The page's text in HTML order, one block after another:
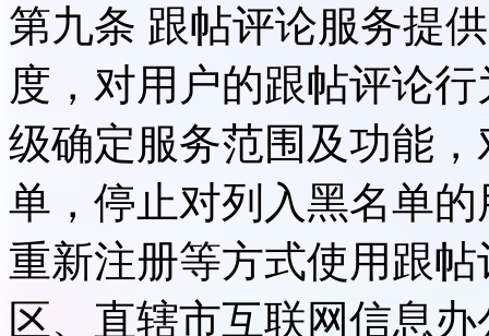
第九条 跟帖评论服务提
度，对用户的跟帖评论
级确定服务范围及功能
单，停止对列入黑名单
重新注册等方式使用跟
区、直辖市互联网信息